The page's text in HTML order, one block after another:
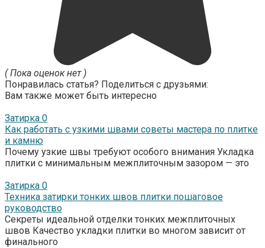
( Пока оценок нет )
Понравилась статья? Поделиться с друзьями:
Вам также может быть интересно
Затирка 0
Как работать с узкими швами советы мастера по плитке
и камню
Почему узкие швы требуют особого внимания Укладка
плитки с минимальным межплиточным зазором — это
Затирка 0
Техника затирки тонких швов плитки пошаговое
руководство
Секреты идеальной отделки тонких межплиточных
швов Качество укладки плитки во многом зависит от
финального